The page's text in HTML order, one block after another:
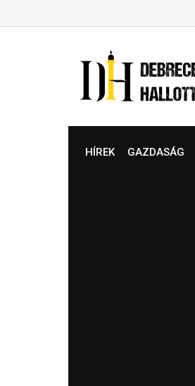
to
HÍREK GAZDASÁG